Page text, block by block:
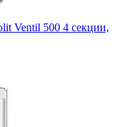
Ventil 500 4 секции,